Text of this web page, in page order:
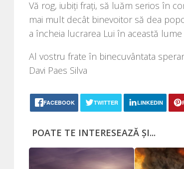
Vă rog, iubi­ţi fra­ţi, să luăm seri­os în
mai mult decât bine­vo­i­tor să dea
a înche­ia lucra­rea Lui în aceas­tă
Al vos­tru fra­te în bine­cu­vân­ta­ta
Davi Paes Silva
FACEBOOK TWITTER LINKEDIN
POATE TE INTERESEAZĂ ȘI...